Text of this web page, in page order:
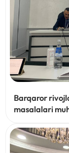
Barqaror
masalalari